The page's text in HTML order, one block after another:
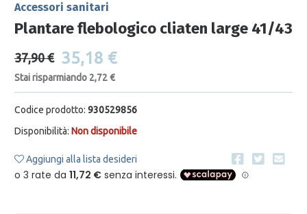
Accessori sanitari
Plantare flebologico cliaten large 41/43
37,90 € 35,18 €
Stai risparmiando 2,72 €
Codice prodotto: 930529856
Disponibilità: Non disponibile
Aggiungi alla lista desideri